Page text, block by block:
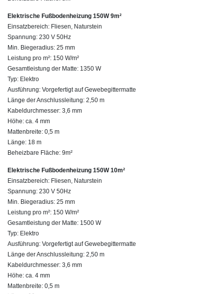
Elektrische Fußbodenheizung 150W 9m²
Einsatzbereich: Fliesen, Naturstein
Spannung: 230 V 50Hz
Min. Biegeradius: 25 mm
Leistung pro m²: 150 W/m²
Gesamtleistung der Matte: 1350 W
Typ: Elektro
Ausführung: Vorgefertigt auf Gewebegittermatte
Länge der Anschlussleitung: 2,50 m
Kabeldurchmesser: 3,6 mm
Höhe: ca. 4 mm
Mattenbreite: 0,5 m
Länge: 18 m
Beheizbare Fläche: 9m²
Elektrische Fußbodenheizung 150W 10m²
Einsatzbereich: Fliesen, Naturstein
Spannung: 230 V 50Hz
Min. Biegeradius: 25 mm
Leistung pro m²: 150 W/m²
Gesamtleistung der Matte: 1500 W
Typ: Elektro
Ausführung: Vorgefertigt auf Gewebegittermatte
Länge der Anschlussleitung: 2,50 m
Kabeldurchmesser: 3,6 mm
Höhe: ca. 4 mm
Mattenbreite: 0,5 m